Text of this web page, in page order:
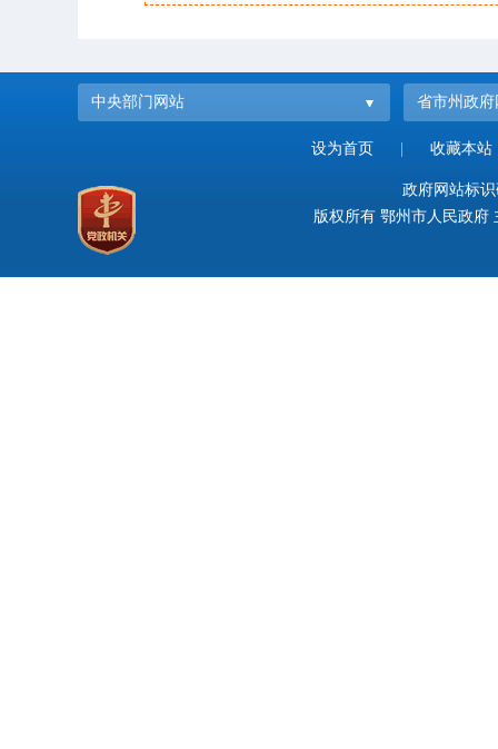
中央部门网站 省市州政府
设为首页 收藏本站
政府网站标
版权所有 鄂州市人民政府